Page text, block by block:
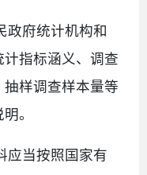
政府统计机构和
指标涵义、调查
样调查样本量等
。
应当按照国家有